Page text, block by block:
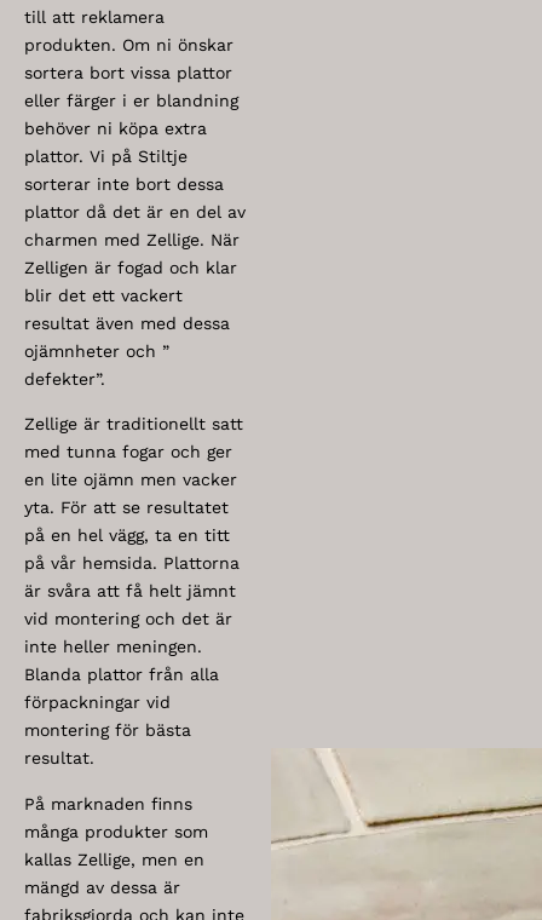
till att reklamera
produkten. Om ni önskar
sortera bort vissa plattor
eller färger i er blandning
behöver ni köpa extra
plattor. Vi på Stiltje
sorterar inte bort dessa
plattor då det är en del av
charmen med Zellige. När
Zelligen är fogad och klar
blir det ett vackert
resultat även med dessa
ojämnheter och ”
defekter”.
Zellige är traditionellt satt
med tunna fogar och ger
en lite ojämn men vacker
yta. För att se resultatet
på en hel vägg, ta en titt
på vår hemsida. Plattorna
är svåra att få helt jämnt
vid montering och det är
inte heller meningen.
Blanda plattor från alla
förpackningar vid
montering för bästa
resultat.
På marknaden finns
många produkter som
kallas Zellige, men en
mängd av dessa är
fabriksgjorda och kan inte